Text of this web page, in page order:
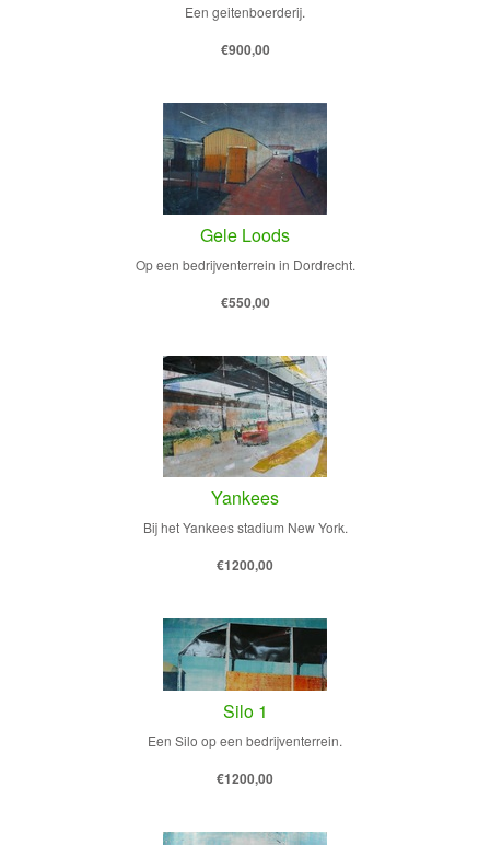
Een geitenboerderij.
€900,00
Gele Loods
Op een bedrijventerrein in Dordrecht.
€550,00
Yankees
Bij het Yankees stadium New York.
€1200,00
Silo 1
Een Silo op een bedrijventerrein.
€1200,00